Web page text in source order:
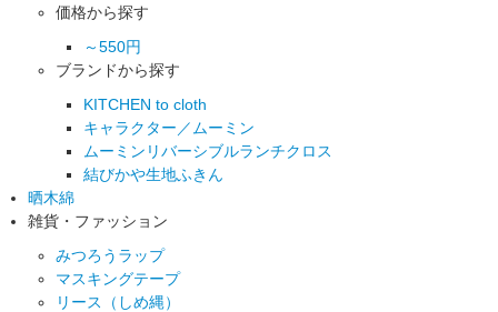
価格から探す
～550円
ブランドから探す
KITCHEN to cloth
キャラクター／ムーミン
ムーミンリバーシブルランチクロス
結びかや生地ふきん
晒木綿
雑貨・ファッション
みつろうラップ
マスキングテープ
リース（しめ縄）